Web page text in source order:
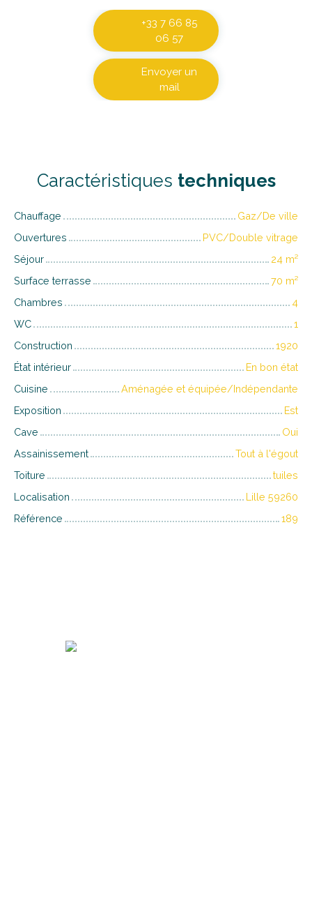
+33 7 66 85
06 57
Envoyer un
mail
Caractéristiques techniques
Chauffage
Gaz/De ville
Ouvertures
PVC/Double vitrage
Séjour
24 m²
Surface terrasse
70 m²
Chambres
4
WC
1
Construction
1920
État intérieur
En bon état
Cuisine
Aménagée et équipée/Indépendante
Exposition
Est
Cave
Oui
Assainissement
Tout à l'égout
Toiture
tuiles
Localisation
Lille 59260
Référence
189